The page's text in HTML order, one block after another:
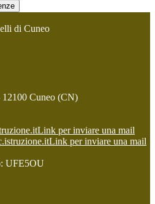
di Cuneo
Cuneo (CN)
Link per inviare una mail
Link per inviare una mail
UFE5OU